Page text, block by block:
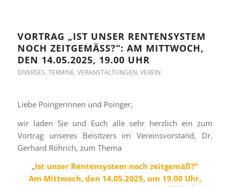
VORTRAG „IST UNSER RENTENSYSTEM
NOCH ZEITGEMÄSS?“: AM MITTWOCH, D
EN 14.05.2025, 19.00 UHR
DIVERSES, TERMINE, VERANSTALTUNGEN, VEREIN
Liebe Poingerinnen und Poinger,
wir laden Sie und Euch alle sehr herzlich ein zum
Vortrag unseres Beisitzers im Vereinsvorstand, Dr.
Gerhard Röhrich, zum Thema
„Ist unser Rentensystem noch zeitgemäß?“
Am Mittwoch, den 14.05.2025, um 19.00 Uhr,